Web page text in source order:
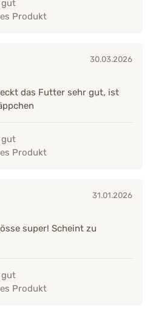
gut
Produkt
30.03.2026
das Futter sehr gut, ist
gut
Produkt
31.01.2026
super! Scheint zu
gut
Produkt